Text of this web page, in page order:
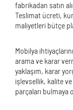
fabrikadan satın
Teslimat ücreti,
maliyetleri bütçe
Mobilya
arama ve karar
yaklaşım, karar
işlevsellik, kalite
parçaları bulmaya